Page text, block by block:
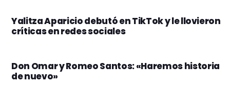
Yalitza Aparicio debutó en TikTok y le llovieron
críticas en redes sociales
Don Omar y Romeo Santos: «Haremos historia
de nuevo»